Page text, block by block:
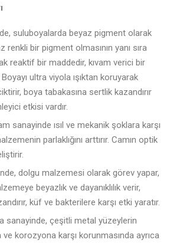
suluboyalarda beyaz pigment olarak
renkli bir pigment olmasının yanı sıra
reaktif bir maddedir, kıvam verici bir
ultra viyola ışıktan koruyarak
boya tabakasına sertlik kazandırır
etkisi vardır.
sanayinde ısıl ve mekanik şoklara karşı
parlaklığını arttırır. Camın optik
dolgu malzemesi olarak görev yapar,
beyazlık ve dayanıklılık verir,
küf ve bakterilere karşı etki yaratır.
sanayinde, çeşitli metal yüzeylerin
ve korozyona karşı korunmasında ayrıca